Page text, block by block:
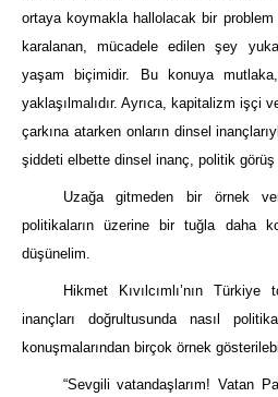
ortaya koymakla hallolacak bir
karalanan, mücadele edilen şey
yaşam biçimidir. Bu konuya
yaklaşılmalıdır. Ayrıca, kapitalizm işçi
çarkına atarken onların dinsel
şiddeti elbette dinsel inanç, politik görüş
Uzağa gitmeden bir örnek
politikaların üzerine bir tuğla daha
düşünelim.
Hikmet Kıvılcımlı’nın
inançları doğrultusunda nasıl
konuşmalarından birçok örnek
“Sevgili vatandaşlarım! Vatan